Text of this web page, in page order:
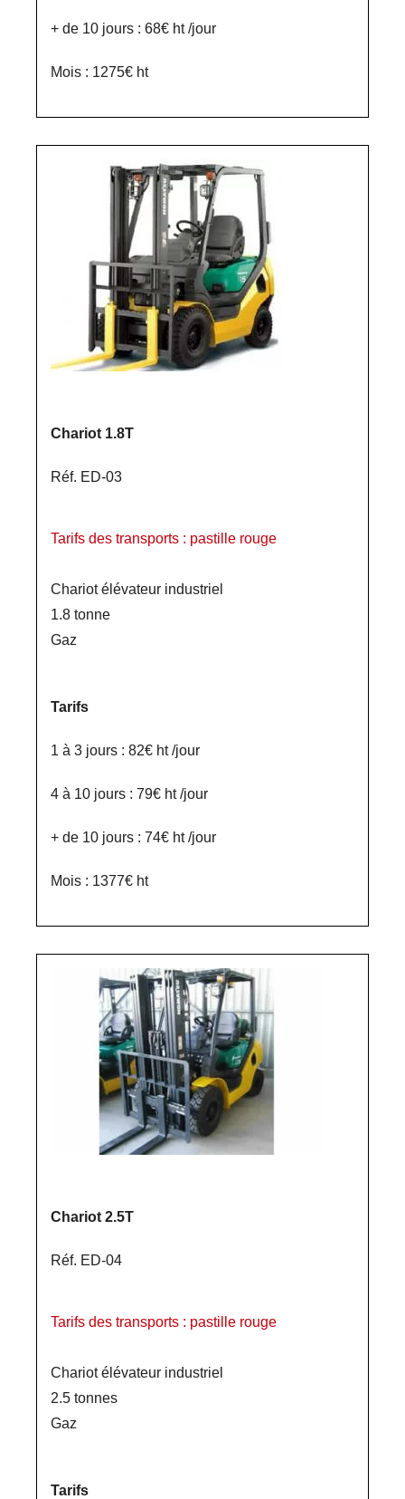
+ de 10 jours : 68€ ht /jour
Mois : 1275€ ht
Chariot 1.8T
Réf. ED-03
Tarifs des transports : pastille rouge
Chariot élévateur industriel
1.8 tonne
Gaz
Tarifs
1 à 3 jours : 82€ ht /jour
4 à 10 jours : 79€ ht /jour
+ de 10 jours : 74€ ht /jour
Mois : 1377€ ht
Chariot 2.5T
Réf. ED-04
Tarifs des transports : pastille rouge
Chariot élévateur industriel
2.5 tonnes
Gaz
Tarifs